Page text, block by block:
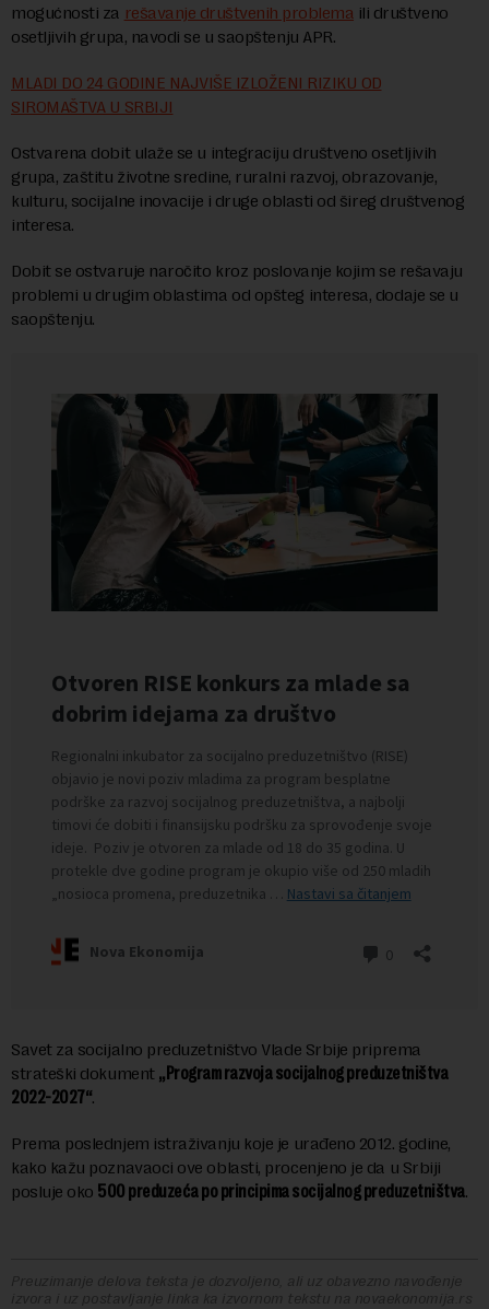
mogućnosti za rešavanje društvenih problema ili društveno
osetljivih grupa, navodi se u saopštenju APR.
MLADI DO 24 GODINE NAJVIŠE IZLOŽENI RIZIKU OD
SIROMAŠTVA U SRBIJI
Ostvarena dobit ulaže se u integraciju društveno osetljivih
grupa, zaštitu životne sredine, ruralni razvoj, obrazovanje,
kulturu, socijalne inovacije i druge oblasti od šireg društvenog
interesa.
Dobit se ostvaruje naročito kroz poslovanje kojim se rešavaju
problemi u drugim oblastima od opšteg interesa, dodaje se u
saopštenju.
Savet za socijalno preduzetništvo Vlade Srbije priprema
strateški dokument „Program razvoja socijalnog preduzetništva
2022-2027“.
Prema poslednjem istraživanju koje je urađeno 2012. godine,
kako kažu poznavaoci ove oblasti, procenjeno je da u Srbiji
posluje oko 500 preduzeća po principima socijalnog preduzetništva.
Preuzimanje delova teksta je dozvoljeno, ali uz obavezno navođenje
izvora i uz postavljanje linka ka izvornom tekstu na novaekonomija.rs